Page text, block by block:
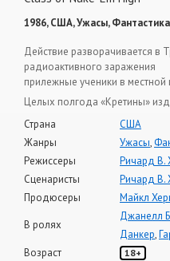
1986, США, Ужасы,
Действие разворачивается в
радиоактивного заражения
прилежные ученики в
Целых полгода «Кретины»
Страна
США
Жанры
Ужасы,
Режиссеры
Ричард В.
Сценаристы
Ричард В.
Продюсеры
Майкл
В ролях
Джанелл
Данкер,
Возраст
18+